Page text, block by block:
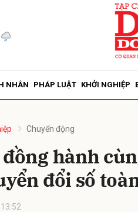
NHÂN PHÁP LUẬT KHỞI NGHIỆP
Chuyển động
hành
đổi số